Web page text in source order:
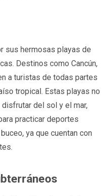
sus hermosas playas de
Destinos como Cancún,
a turistas de todas partes
tropical. Estas playas no
del sol y el mar,
practicar deportes
ya que cuentan con